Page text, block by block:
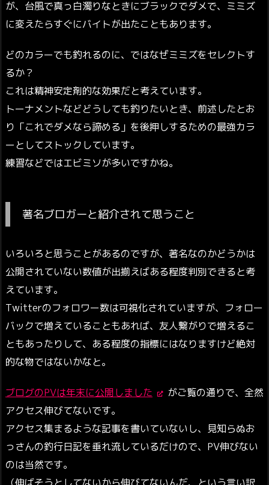
が、台風で真っ白濁りなときにブラックでダメで、ミミズ
に変えたらすぐにバイトが出たこともあります。
どのカラーでも釣れるのに、ではなぜミミズをセレクトす
るか？
これは精神安定剤的な効果だと考えています。
トーナメントなどどうしても釣りたいとき、前述したとお
り「これでダメなら諦める」を後押しするための最強カラ
ーとしてストックしています。
練習などではエビミソが多いですかね。
著名ブロガーと紹介されて思うこと
いろいろと思うことがあるのですが、著名なのかどうかは
公開されていない数値が出揃えばある程度判別できると考
えています。
Twitterのフォロワー数は可視化されていますが、フォロー
バックで増えていることもあれば、友人繋がりで増えるこ
ともあったりして、ある程度の指標にはなりますけど絶対
的な物ではないかなと。
ブログのPVは年末に公開しました
がご覧の通りで、全然
アクセス伸びてないです。
アクセス集まるような記事を書いていないし、見知らぬお
っさんの釣行日記を垂れ流しているだけので、PV伸びない
のは当然です。